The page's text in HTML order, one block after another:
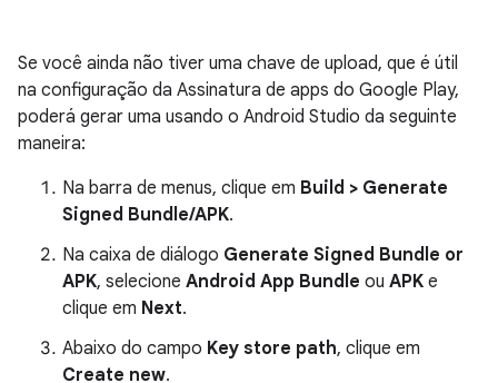
Se você ainda não tiver uma chave de upload, que é útil
na configuração da Assinatura de apps do Google Play,
poderá gerar uma usando o Android Studio da seguinte
maneira:
Na barra de menus, clique em Build > Generate
Signed Bundle/APK.
Na caixa de diálogo Generate Signed Bundle or
APK, selecione Android App Bundle ou APK e
clique em Next.
Abaixo do campo Key store path, clique em
Create new.